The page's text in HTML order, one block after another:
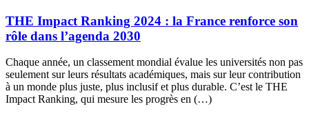
THE Impact Ranking 2024 : la France renforce son
rôle dans l’agenda 2030
Chaque année, un classement mondial évalue les universités non pas
seulement sur leurs résultats académiques, mais sur leur contribution
à un monde plus juste, plus inclusif et plus durable. C’est le THE
Impact Ranking, qui mesure les progrès en (…)